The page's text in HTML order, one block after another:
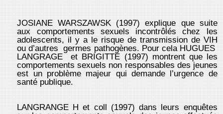
JOSIANE WARSZAWSK (1997) explique que suite
aux comportements sexuels incontrôlés chez les
adolescents, il y a le risque de transmission de VIH
ou d’autres germes pathogènes. Pour cela HUGUES
LANGRAGE et BRIGITTE (1997) montrent que les
comportements sexuels non responsables des jeunes
est un problème majeur qui demande l’urgence de
santé publique.
LANGRANGE H et coll (1997) dans leurs enquêtes